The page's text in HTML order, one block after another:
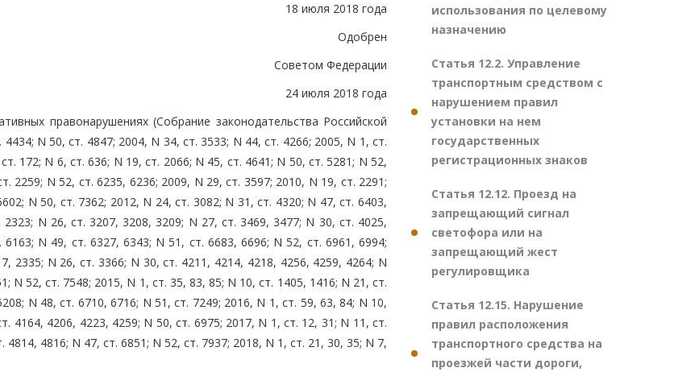
18 июля 2018 года
Одобрен
Советом Федерации
24 июля 2018 года
правонарушениях (Собрание законодательства Российской
N 50, ст. 4847; 2004, N 34, ст. 3533; N 44, ст. 4266; 2005, N 1, ст.
172; N 6, ст. 636; N 19, ст. 2066; N 45, ст. 4641; N 50, ст. 5281; N 52,
2259; N 52, ст. 6235, 6236; 2009, N 29, ст. 3597; 2010, N 19, ст. 2291;
N 50, ст. 7362; 2012, N 24, ст. 3082; N 31, ст. 4320; N 47, ст. 6403,
N 26, ст. 3207, 3208, 3209; N 27, ст. 3469, 3477; N 30, ст. 4025,
N 49, ст. 6327, 6343; N 51, ст. 6683, 6696; N 52, ст. 6961, 6994;
2335; N 26, ст. 3366; N 30, ст. 4211, 4214, 4218, 4256, 4259, 4264; N
N 52, ст. 7548; 2015, N 1, ст. 35, 83, 85; N 10, ст. 1405, 1416; N 21, ст.
N 48, ст. 6710, 6716; N 51, ст. 7249; 2016, N 1, ст. 59, 63, 84; N 10,
4164, 4206, 4223, 4259; N 50, ст. 6975; 2017, N 1, ст. 12, 31; N 11, ст.
4816; N 47, ст. 6851; N 52, ст. 7937; 2018, N 1, ст. 21, 30, 35; N 7,
использования по целевому
назначению
Статья 12.2. Управление
транспортным средством с
нарушением правил
установки на нем
государственных
регистрационных знаков
Статья 12.12. Проезд на
запрещающий сигнал
светофора или на
запрещающий жест
регулировщика
Статья 12.15. Нарушение
правил расположения
транспортного средства на
проезжей части дороги,